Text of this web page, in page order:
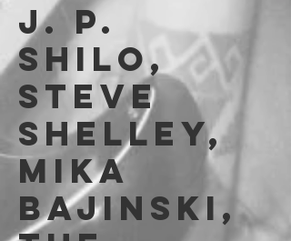
J. P.
Shilo,
Steve
Shelley,
Mika
Bajinski,